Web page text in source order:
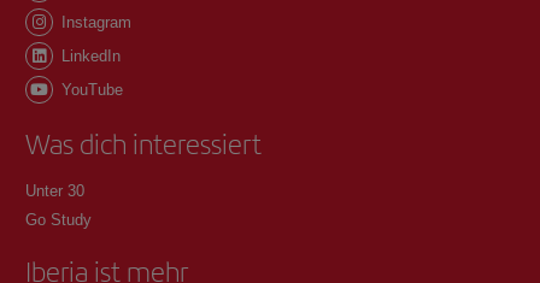
Instagram
LinkedIn
YouTube
Was dich interessiert
Unter 30
Go Study
Iberia ist mehr